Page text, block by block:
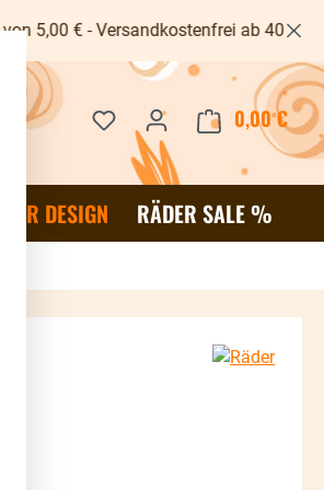
ab 40€ -
Du hast 0 Produkte auf dem
0,00 €
DESIGN RÄDER SALE %